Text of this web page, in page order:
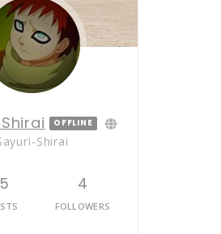
OFFLINE
Shirai
4
FOLLOWERS